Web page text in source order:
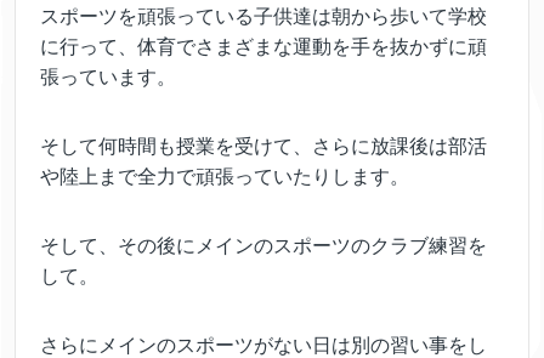
スポーツを頑張っている子供達は朝から歩いて学校
に行って、体育でさまざまな運動を手を抜かずに頑
張っています。
そして何時間も授業を受けて、さらに放課後は部活
や陸上まで全力で頑張っていたりします。
そして、その後にメインのスポーツのクラブ練習を
して。
さらにメインのスポーツがない日は別の習い事をし